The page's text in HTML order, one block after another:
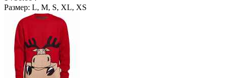
Размер: L, M, S, XL, XS